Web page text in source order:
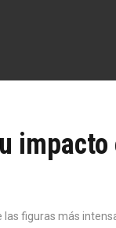
impacto
figuras más